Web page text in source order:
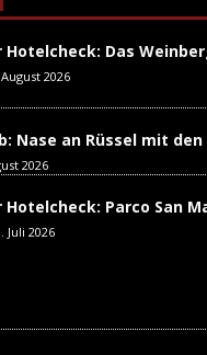
Hotelcheck: Das
2026
Nase an Rüssel mit
2026
Hotelcheck: Parco San
Juli 2026